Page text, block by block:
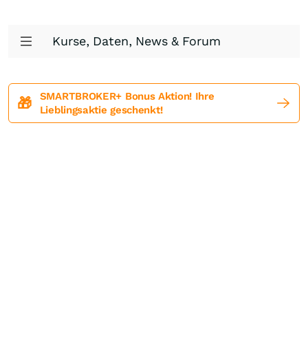
Kurse, Daten, News & Forum
🎁
SMARTBROKER+ Bonus Aktion! Ihre
Lieblingsaktie geschenkt!